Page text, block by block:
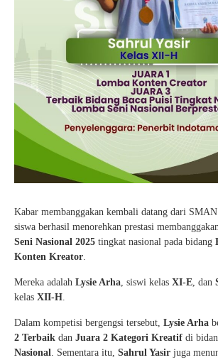
Kabar membanggakan kembali datang dari
siswa berhasil menorehkan prestasi
Seni Nasional 2025 tingkat nasional pada bidang
Konten Kreator.
Mereka adalah Lysie Arha, siswi kelas XI-E, dan
kelas XII-H.
Dalam kompetisi bergengsi tersebut, Lysie Arha
2 Terbaik dan Juara 2 Kategori Kreatif di
Nasional. Sementara itu, Sahrul Yasir juga